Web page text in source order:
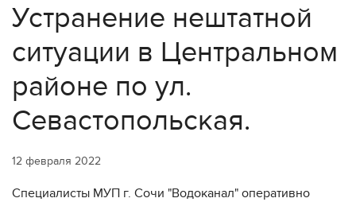
Устранение нештатной
ситуации в Центральном
районе по ул.
Севастопольская.
12 февраля 2022
Специалисты МУП г. Сочи "Водоканал" оперативно